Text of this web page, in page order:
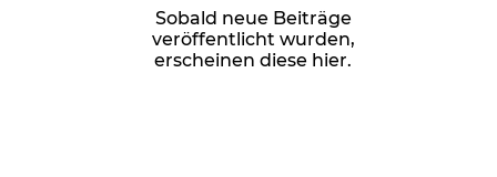
Sobald neue Beiträge
veröffentlicht wurden,
erscheinen diese hier.